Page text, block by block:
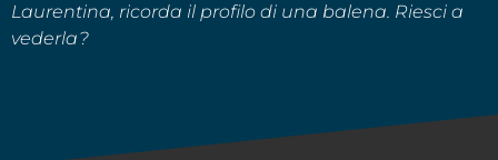
Laurentina, ricorda il profilo di una balena. Riesci a
vederla?